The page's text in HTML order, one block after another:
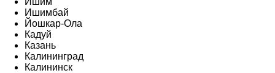
Ишимбай
Йошкар-Ола
Кадуй
Казань
Калининград
Калининск